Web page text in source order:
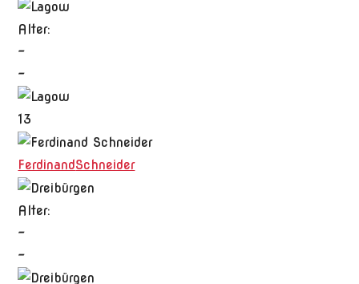
Alter:
-
-
13
FerdinandSchneider
Alter:
-
-